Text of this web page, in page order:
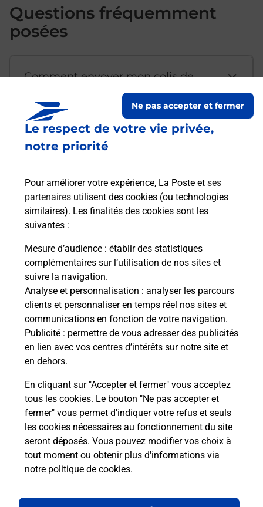
Le respect de votre vie privée,
notre priorité
Pour améliorer votre expérience, La Poste et ses
partenaires utilisent des cookies (ou technologies
similaires). Les finalités des cookies sont les
suivantes :
Mesure d’audience : établir des statistiques
complémentaires sur l’utilisation de nos sites et
suivre la navigation.
Analyse et personnalisation : analyser les parcours
clients et personnaliser en temps réel nos sites et
communications en fonction de votre navigation.
Publicité : permettre de vous adresser des publicités
en lien avec vos centres d’intérêts sur notre site et
en dehors.
En cliquant sur "Accepter et fermer" vous acceptez
tous les cookies. Le bouton "Ne pas accepter et
fermer" vous permet d'indiquer votre refus et seuls
les cookies nécessaires au fonctionnement du site
seront déposés. Vous pouvez modifier vos choix à
tout moment ou obtenir plus d'informations via
notre politique de cookies.
Ne pas accepter et fermer
Questions fréquemment
posées
Comment envoyer mon colis de
Est-il possible d’acheter un
emballage directement depuis un
Comment demander une
modification de livraison ?
Comment La Poste participe-t-elle
à votre sécurité au quotidien ?
Puis-je passer mon code de la route
avec La Poste et sous quelles
conditions ?
Localiser Liste Puy-de-Dôme LA BOURBOULE